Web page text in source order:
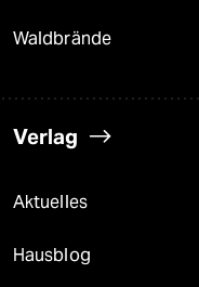
Waldbrände
Verlag
Aktuelles
Hausblog